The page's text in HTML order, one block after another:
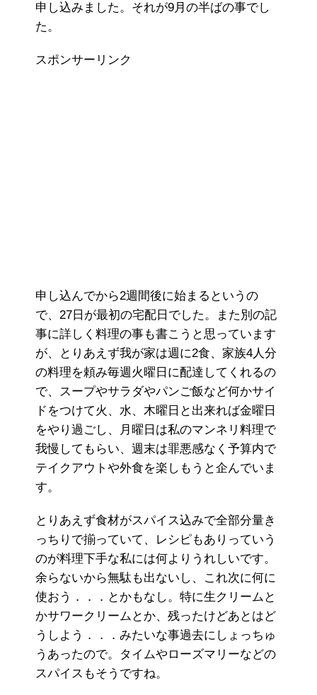
申し込みました。それが9月の半ばの事でし
た。
スポンサーリンク
申し込んでから2週間後に始まるというの
で、27日が最初の宅配日でした。また別の記
事に詳しく料理の事も書こうと思っています
が、とりあえず我が家は週に2食、家族4人分
の料理を頼み毎週火曜日に配達してくれるの
で、スープやサラダやパンご飯など何かサイ
ドをつけて火、水、木曜日と出来れば金曜日
をやり過ごし、月曜日は私のマンネリ料理で
我慢してもらい、週末は罪悪感なく予算内で
テイクアウトや外食を楽しもうと企んでいま
す。
とりあえず食材がスパイス込みで全部分量き
っちりで揃っていて、レシピもありっていう
のが料理下手な私には何よりうれしいです。
余らないから無駄も出ないし、これ次に何に
使おう．．．とかもなし。特に生クリームと
かサワークリームとか、残ったけどあとはど
うしよう．．．みたいな事過去にしょっちゅ
うあったので。タイムやローズマリーなどの
スパイスもそうですね。